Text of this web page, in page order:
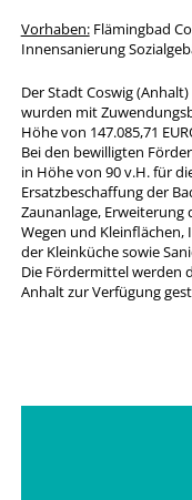
Vorhaben:Flämingbad
Innensanierung
Der Stadt Coswig
wurden mit
Höhe von 147.085,71
Bei den bewilligten
in Höhe von 90 v.H. für
Ersatzbeschaffung der
Zaunanlage,
Wegen und Kleinflächen,
der Kleinküche sowie
Die Fördermittel werden
Anhalt zur Verfügung